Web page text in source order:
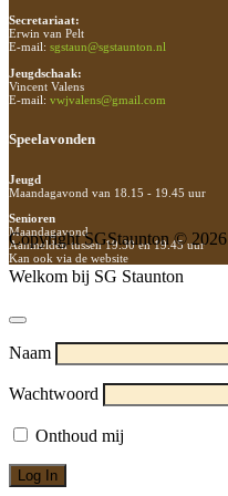
Secretariaat:
Erwin van Pelt
E-mail: sgstaun@sgstaunton.nl
Jeugdschaak:
Vincent Valens
E-mail: vwjvalens@gmail.com
Speelavonden
Jeugd
Maandagavond van 18.15 - 19.45 uur
Senioren
Maandagavond
Aanmelden tussen 19.30 en 19.45 uur
Kan ook via de website
Copyright SGStaunton © 2026
Welkom bij SG Staunton
Naam
Wachtwoord
Onthoud mij